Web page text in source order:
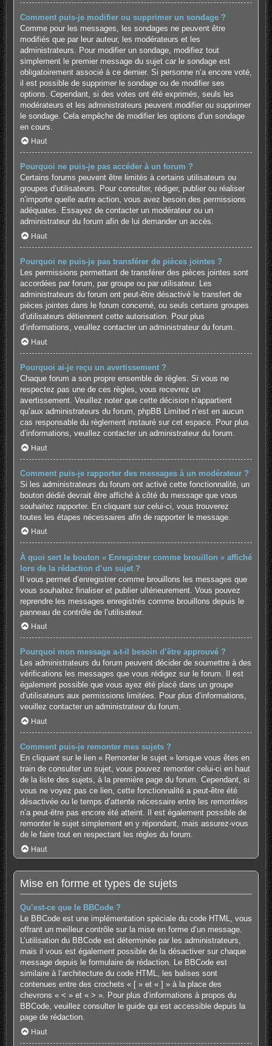
Comment puis-je modifier ou supprimer un sondage ?
Comme pour les messages, les sondages ne peuvent être
modifiés que par leur auteur, les modérateurs et les
administrateurs. Pour modifier un sondage, modifiez tout
simplement le premier message du sujet car le sondage est
obligatoirement associé à ce dernier. Si personne n’a encore voté,
il est possible de supprimer le sondage ou de modifier ses
options. Cependant, si des votes ont été exprimés, seuls les
modérateurs et les administrateurs peuvent modifier ou supprimer
le sondage. Cela empêche de modifier les options d’un sondage
en cours.
Haut
Pourquoi ne puis-je pas accéder à un forum ?
Certains forums peuvent être limités à certains utilisateurs ou
groupes d’utilisateurs. Pour consulter, rédiger, publier ou réaliser
n’importe quelle autre action, vous avez besoin des permissions
adéquates. Essayez de contacter un modérateur ou un
administrateur du forum afin de lui demander un accès.
Haut
Pourquoi ne puis-je pas transférer de pièces jointes ?
Les permissions permettant de transférer des pièces jointes sont
accordées par forum, par groupe ou par utilisateur. Les
administrateurs du forum ont peut-être désactivé le transfert de
pièces jointes dans le forum concerné, ou seuls certains groupes
d’utilisateurs détiennent cette autorisation. Pour plus
d’informations, veuillez contacter un administrateur du forum.
Haut
Pourquoi ai-je reçu un avertissement ?
Chaque forum a son propre ensemble de règles. Si vous ne
respectez pas une de ces règles, vous recevrez un
avertissement. Veuillez noter que cette décision n’appartient
qu’aux administrateurs du forum, phpBB Limited n’est en aucun
cas responsable du règlement instauré sur cet espace. Pour plus
d’informations, veuillez contacter un administrateur du forum.
Haut
Comment puis-je rapporter des messages à un modérateur ?
Si les administrateurs du forum ont activé cette fonctionnalité, un
bouton dédié devrait être affiché à côté du message que vous
souhaitez rapporter. En cliquant sur celui-ci, vous trouverez
toutes les étapes nécessaires afin de rapporter le message.
Haut
À quoi sert le bouton « Enregistrer comme brouillon » affiché
lors de la rédaction d’un sujet ?
Il vous permet d’enregistrer comme brouillons les messages que
vous souhaitez finaliser et publier ultérieurement. Vous pouvez
reprendre les messages enregistrés comme brouillons depuis le
panneau de contrôle de l’utilisateur.
Haut
Pourquoi mon message a-t-il besoin d’être approuvé ?
Les administrateurs du forum peuvent décider de soumettre à des
vérifications les messages que vous rédigez sur le forum. Il est
également possible que vous ayez été placé dans un groupe
d’utilisateurs aux permissions limitées. Pour plus d’informations,
veuillez contacter un administrateur du forum.
Haut
Comment puis-je remonter mes sujets ?
En cliquant sur le lien « Remonter le sujet » lorsque vous êtes en
train de consulter un sujet, vous pouvez remonter celui-ci en haut
de la liste des sujets, à la première page du forum. Cependant, si
vous ne voyez pas ce lien, cette fonctionnalité a peut-être été
désactivée ou le temps d’attente nécessaire entre les remontées
n’a peut-être pas encore été atteint. Il est également possible de
remonter le sujet simplement en y répondant, mais assurez-vous
de le faire tout en respectant les règles du forum.
Haut
Mise en forme et types de sujets
Qu’est-ce que le BBCode ?
Le BBCode est une implémentation spéciale du code HTML, vous
offrant un meilleur contrôle sur la mise en forme d’un message.
L’utilisation du BBCode est déterminée par les administrateurs,
mais il vous est également possible de la désactiver sur chaque
message depuis le formulaire de rédaction. Le BBCode est
similaire à l’architecture du code HTML, les balises sont
contenues entre des crochets « [ » et « ] » à la place des
chevrons « < » et « > ». Pour plus d’informations à propos du
BBCode, veuillez consulter le guide qui est accessible depuis la
page de rédaction.
Haut